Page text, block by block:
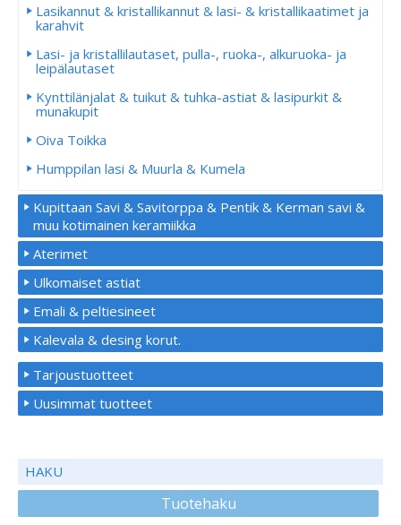
Lasikannut & kristallikannut & lasi- & kristallikaatimet ja
karahvit
Lasi- ja kristallilautaset, pulla-, ruoka-, alkuruoka- ja
leipälautaset
Kynttilänjalat & tuikut & tuhka-astiat & lasipurkit &
munakupit
Oiva Toikka
Humppilan lasi & Muurla & Kumela
Kupittaan Savi & Savitorppa & Pentik & Kerman savi &
muu kotimainen keramiikka
Aterimet
Ulkomaiset astiat
Emali & peltiesineet
Kalevala & desing korut.
Tarjoustuotteet
Uusimmat tuotteet
HAKU
Tuotehaku